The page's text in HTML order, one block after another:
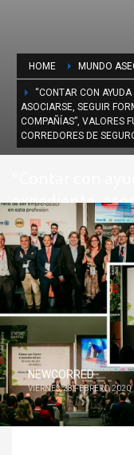
HOME MUNDO
“CONTAR CON
ASOCIARSE, SEGUIR
COMPAÑÍAS”, VALORES
CORREDORES DE
expediente,
tener apoyo de
fundamentales
de seguros
NEWCORRED
VIERNES, 28 FEBRERO 2020